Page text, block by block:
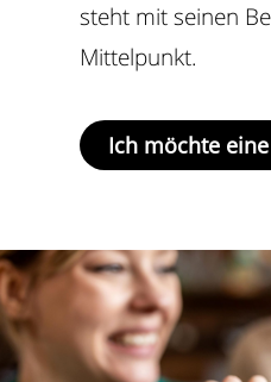
steht mit seinen
Mittelpunkt.
Ich möchte